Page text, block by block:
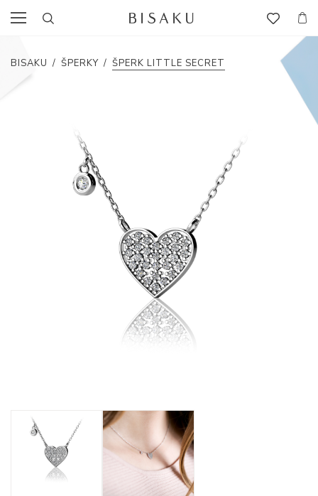
BISAKU / ŠPERKY / ŠPERK LITTLE SECRET